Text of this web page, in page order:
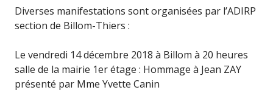
Diverses manifestations sont organisées par l’ADIRP
section de Billom-Thiers :
Le vendredi 14 décembre 2018 à Billom à 20 heures
salle de la mairie 1er étage : Hommage à Jean ZAY
présenté par Mme Yvette Canin